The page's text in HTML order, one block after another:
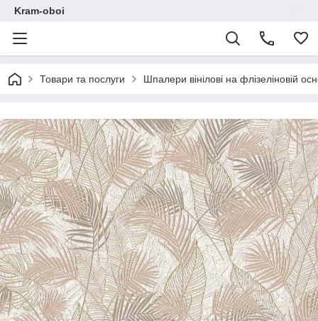
Kram-oboi
Товари та послуги Шпалери вінілові на флізеліновій